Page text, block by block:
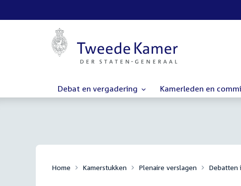
Debat en vergadering Kamerleden en
Home Kamerstukken Plenaire verslagen Debatten